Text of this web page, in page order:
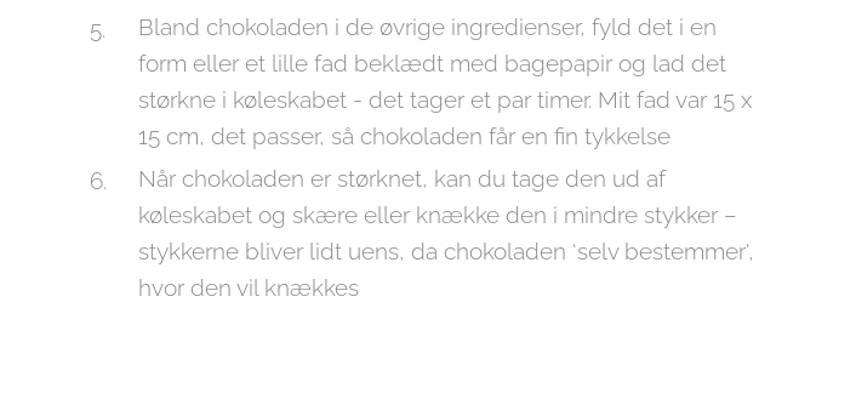
Bland chokoladen i de øvrige ingredienser, fyld det i en
form eller et lille fad beklædt med bagepapir og lad det
størkne i køleskabet - det tager et par timer. Mit fad var 15 x
15 cm, det passer, så chokoladen får en fin tykkelse
Når chokoladen er størknet, kan du tage den ud af
køleskabet og skære eller knække den i mindre stykker –
stykkerne bliver lidt uens, da chokoladen 'selv bestemmer',
hvor den vil knækkes